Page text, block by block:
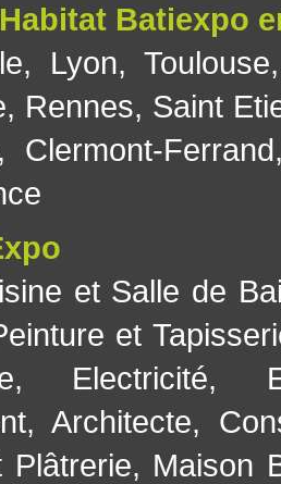
Batiexpo
, Lyon, Toulouse
, Rennes, Saint
, Clermont-Ferrand
et Salle de
et
, Electricité,
, Architecte,
Plâtrerie, Maison